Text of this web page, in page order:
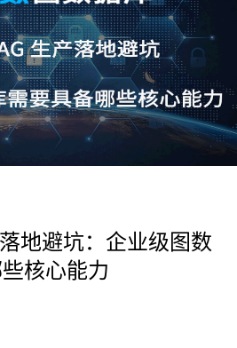
地避坑：企业级图数
核心能力